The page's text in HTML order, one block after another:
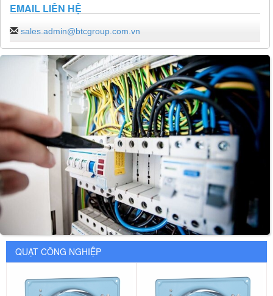
EMAIL LIÊN HỆ
sales.admin@btcgroup.com.vn
QUẠT CÔNG NGHIỆP